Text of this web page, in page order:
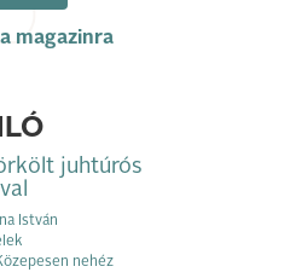
magazinra
juhtúrós
István
nehéz